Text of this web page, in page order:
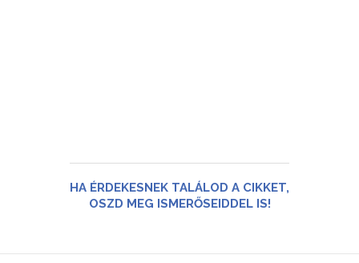
HA ÉRDEKESNEK TALÁLOD A CIKKET,
OSZD MEG ISMERŐSEIDDEL IS!